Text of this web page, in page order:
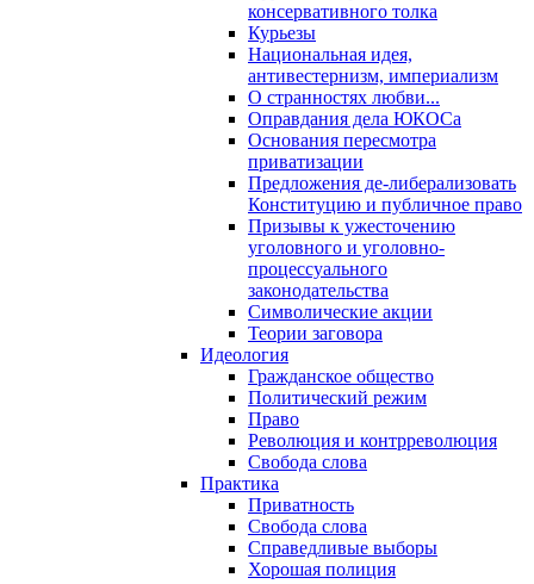
консервативного толка
Курьезы
Национальная идея,
антивестернизм, империализм
О странностях любви...
Оправдания дела ЮКОСа
Основания пересмотра
приватизации
Предложения де-либерализовать
Конституцию и публичное право
Призывы к ужесточению
уголовного и уголовно-
процессуального
законодательства
Символические акции
Теории заговора
Идеология
Гражданское общество
Политический режим
Право
Революция и контрреволюция
Свобода слова
Практика
Приватность
Свобода слова
Справедливые выборы
Хорошая полиция